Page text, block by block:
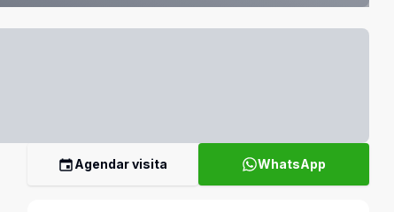
Agendar visita WhatsApp